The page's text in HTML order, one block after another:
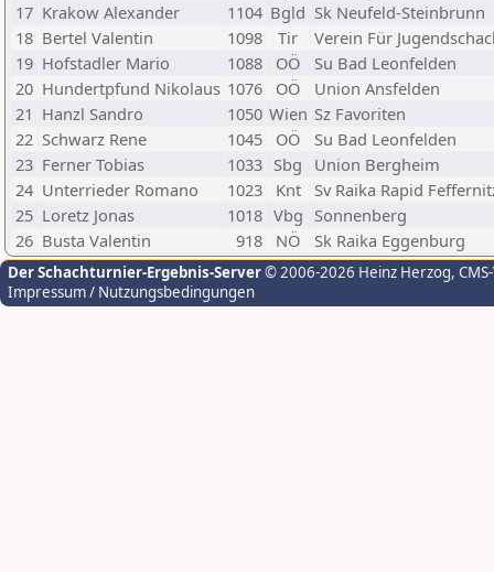
17 Krakow Alexander 1104 Bgld Sk Neufeld-Steinbrunn
18 Bertel Valentin 1098 Tir
Verein Für
19 Hofstadler Mario 1088 OÖ
Su Bad Leonfelden
20 Hundertpfund Nikolaus 1076 OÖ
Union Ansfelden
21 Hanzl Sandro 1050 Wien Sz Favoriten
22 Schwarz Rene 1045 OÖ
Su Bad Leonfelden
23 Ferner Tobias 1033 Sbg
Union Bergheim
24 Unterrieder Romano 1023 Knt
Sv Raika Rapid
25 Loretz Jonas 1018 Vbg Sonnenberg
26 Busta Valentin 918 NÖ Sk Raika Eggenburg
Der Schachturnier-Ergebnis-Server© 2006-2026 Heinz Herzog,
Impressum / Nutzungsbedingungen